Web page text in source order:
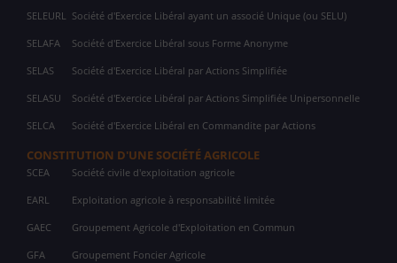
SELEURL Société d'Exercice Libéral ayant un associé Unique (ou SELU)
SELAFA Société d'Exercice Libéral sous Forme Anonyme
SELAS Société d'Exercice Libéral par Actions Simplifiée
SELASU Société d'Exercice Libéral par Actions Simplifiée Unipersonnelle
SELCA Société d'Exercice Libéral en Commandite par Actions
CONSTITUTION D'UNE SOCIÉTÉ AGRICOLE
SCEA Société civile d'exploitation agricole
EARL Exploitation agricole à responsabilité limitée
GAEC Groupement Agricole d'Exploitation en Commun
GFA Groupement Foncier Agricole